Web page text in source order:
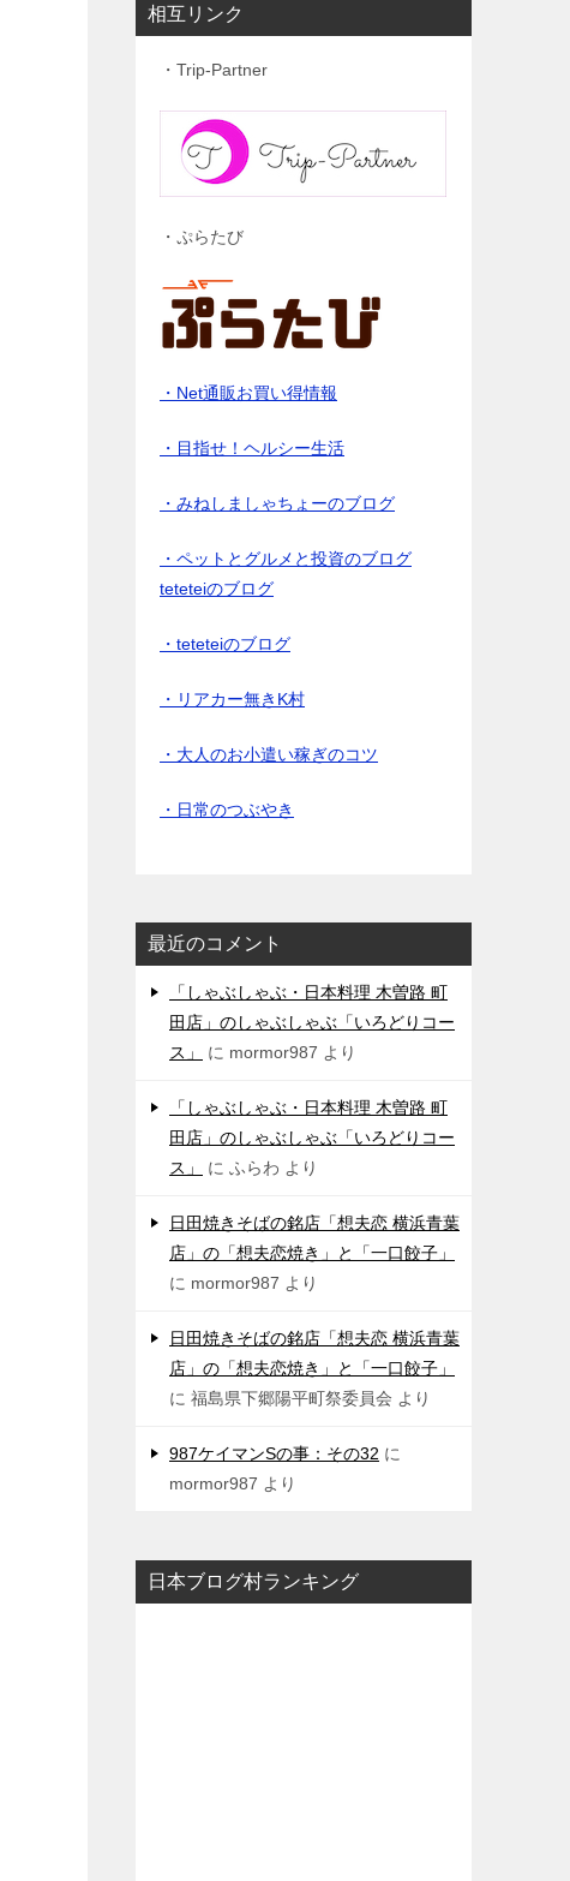
相互リンク
・Trip-Partner
・ぷらたび
・Net通販お買い得情報
・目指せ！ヘルシー生活
・みねしましゃちょーのブログ
・ペットとグルメと投資のブログ
teteteiのブログ
・teteteiのブログ
・リアカー無きK村
・大人のお小遣い稼ぎのコツ
・日常のつぶやき
最近のコメント
「しゃぶしゃぶ・日本料理 木曽路 町
田店」のしゃぶしゃぶ「いろどりコー
ス」
に mormor987 より
「しゃぶしゃぶ・日本料理 木曽路 町
田店」のしゃぶしゃぶ「いろどりコー
ス」
に ふらわ より
日田焼きそばの銘店「想夫恋 横浜青葉
店」の「想夫恋焼き」と「一口餃子」
に mormor987 より
日田焼きそばの銘店「想夫恋 横浜青葉
店」の「想夫恋焼き」と「一口餃子」
に 福島県下郷陽平町祭委員会 より
987ケイマンSの事：その32 に
mormor987 より
日本ブログ村ランキング